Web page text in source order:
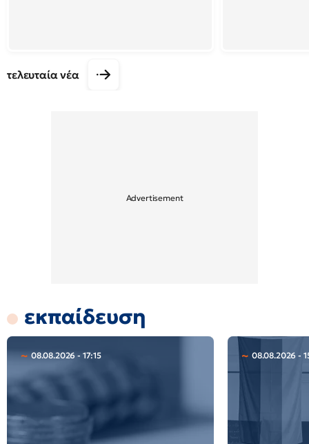
τελευταία νέα
εκπαίδευση
08.08.2026 - 17:15 08.08.2026 -